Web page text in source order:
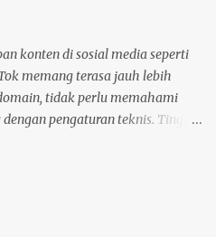
konten di sosial media seperti
memang terasa jauh lebih
tidak perlu memahami
pengaturan teknis. Tinggal